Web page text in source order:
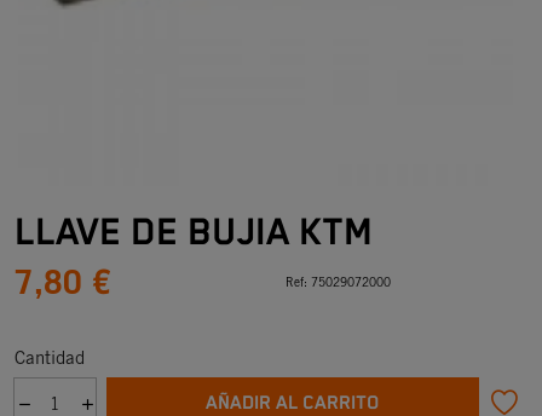
LLAVE DE BUJIA KTM
7,80 € Ref: 75029072000
Cantidad
AÑADIR AL CARRITO